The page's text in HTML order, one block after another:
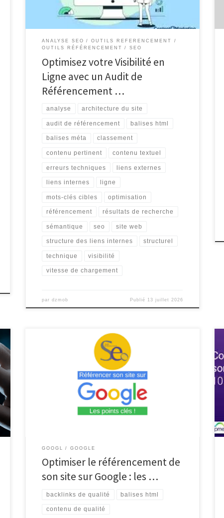
ANALYSE SEO
OUTILS REFERENCEMENT
OUTILS RÉFÉRENCEMENT
SEO
Optimisez votre Visibilité en
Ligne avec un Audit de
Référencement …
analyse architecture du site
audit de référencement balises html
balises méta classement
contenu pertinent contenu textuel
erreurs techniques liens externes
liens internes ligne
mots-clés cibles optimisation
référencement résultats de recherche
sémantique seo site web
structure des liens internes structurel
technique visibilité
vitesse de chargement
pardzmob Publié 13 juillet 2026
Comment référencer son site sur Google Comment
référencer son site sur Google Le référencement d’un
site web sur Google est essentiel pour augmenter sa
visibilité en ligne et attirer davantage de visiteurs. Voici
quelques étapes à suivre pour améliorer le
référencement de votre site : Utiliser des mots-clés
pertinents Identifiez […]
GOOGL GOOGLE
Optimiser le référencement de
son site sur Google : les …
backlinks de qualité balises html
contenu de qualité